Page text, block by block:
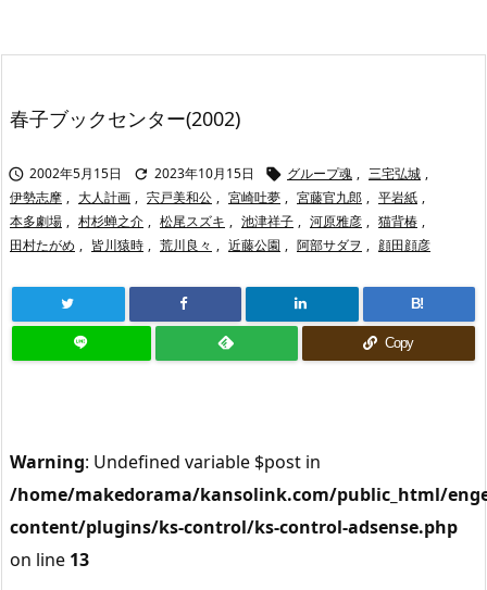
春子ブックセンター(2002)
 2002年5月15日  2023年10月15日  グループ魂 , 三宅弘城 ,
伊勢志摩 , 大人計画 , 宍戸美和公 , 宮崎吐夢 , 宮藤官九郎 , 平岩紙 ,
本多劇場 , 村杉蝉之介 , 松尾スズキ , 池津祥子 , 河原雅彦 , 猫背椿 ,
田村たがめ , 皆川猿時 , 荒川良々 , 近藤公園 , 阿部サダヲ , 顔田顔彦
B!
Copy
Warning: Undefined variable $post in
/home/makedorama/kansolink.com/public_html/
content/plugins/ks-control/ks-control-adsense.php
on line 13